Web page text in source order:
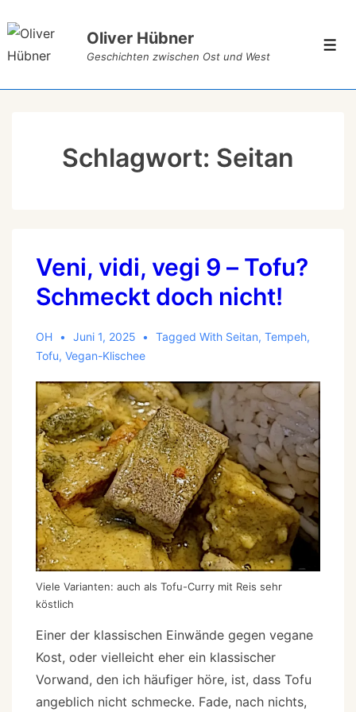
Oliver Hübner
Geschichten zwischen Ost und West
Schlagwort: Seitan
Veni, vidi, vegi 9 – Tofu?
Schmeckt doch nicht!
OH Juni 1, 2025 Tagged With Seitan,Tempeh,
Tofu, Vegan-Klischee
Viele Varianten: auch als Tofu-Curry mit Reis sehr
köstlich
Einer der klassischen Einwände gegen vegane
Kost, oder vielleicht eher ein klassischer
Vorwand, den ich häufiger höre, ist, dass Tofu
angeblich nicht schmecke. Fade, nach nichts,